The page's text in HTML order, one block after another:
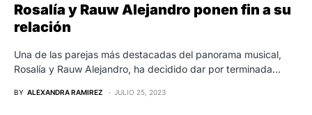
Rosalía y Rauw Alejandro ponen fin a su
relación
Una de las parejas más destacadas del panorama musical,
Rosalía y Rauw Alejandro, ha decidido dar por terminada…
BY ALEXANDRA RAMIREZ JULIO 25, 2023